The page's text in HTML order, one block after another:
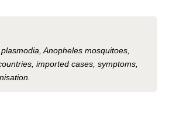
Anopheles mosquitoes,
imported cases, symptoms,